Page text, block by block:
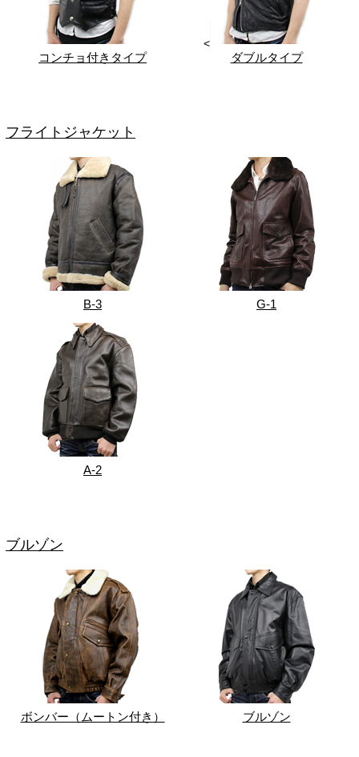
コンチョ付きタイプ
<
ダブルタイプ
フライトジャケット
B-3 G-1
A-2
ブルゾン
ボンバー（ムートン付き） ブルゾン